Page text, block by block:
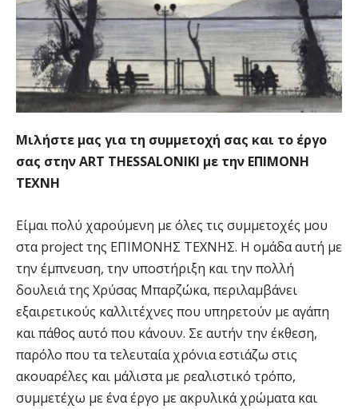
Μιλήστε μας για τη συμμετοχή σας και το έργο
σας στην ART THESSALONIKI με την ΕΠΙΜΟΝΗ
ΤΕΧΝΗ
Είμαι πολύ χαρούμενη με όλες τις συμμετοχές μου
στα project της ΕΠΙΜΟΝΗΣ ΤΕΧΝΗΣ. Η ομάδα αυτή με
την έμπνευση, την υποστήριξη και την πολλή
δουλειά της Χρύσας Μπαρζώκα, περιλαμβάνει
εξαιρετικούς καλλιτέχνες που υπηρετούν με αγάπη
και πάθος αυτό που κάνουν. Σε αυτήν την έκθεση,
παρόλο που τα τελευταία χρόνια εστιάζω στις
ακουαρέλες και μάλιστα με ρεαλιστικό τρόπο,
συμμετέχω με ένα έργο με ακρυλικά χρώματα και